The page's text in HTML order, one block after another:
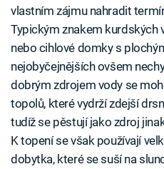
vlastním zájmu nahradit
Typickým znakem kurdských
nebo cihlové domky s
nejobyčejnějších ovšem
dobrým zdrojem vody se
topolů, které vydrží zdejší
tudíž se pěstují jako zdroj
K topení se však používají
dobytka, které se suší na